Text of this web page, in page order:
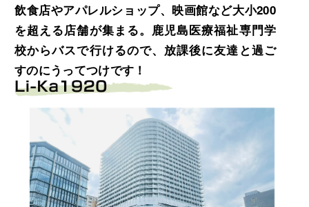
飲食店やアパレルショップ、映画館など大小200
を超える店舗が集まる。鹿児島医療福祉専門学
校からバスで行けるので、放課後に友達と過ご
すのにうってつけです！